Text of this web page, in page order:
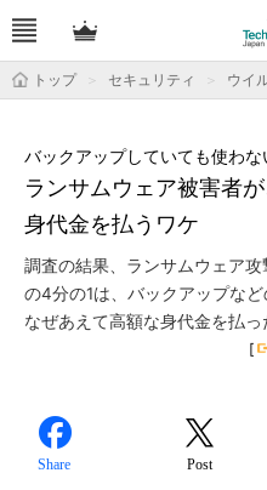
トップ セキュリティ ウイ
ランサムウェア被害者
身代金を払うワケ
バックアップしていても使わな
調査の結果、ランサムウェア
の4分の1は、バックアップな
なぜあえて高額な身代金を払っ
[
Share Post